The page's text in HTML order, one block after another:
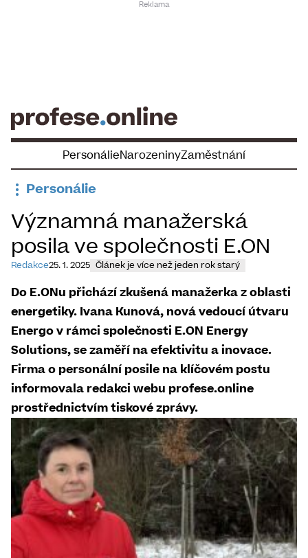
PersonálieNarozeninyZaměstnání
Personálie
Významná manažerská
posila ve společnosti E.ON
Redakce25. 1. 2025 Článek je více než jeden rok starý
Do E.ONu přichází zkušená manažerka z oblasti
energetiky. Ivana Kunová, nová vedoucí útvaru
Energo v rámci společnosti E.ON Energy
Solutions, se zaměří na efektivitu a inovace.
Firma o personální posile na klíčovém postu
informovala redakci webu profese.online
prostřednictvím tiskové zprávy.